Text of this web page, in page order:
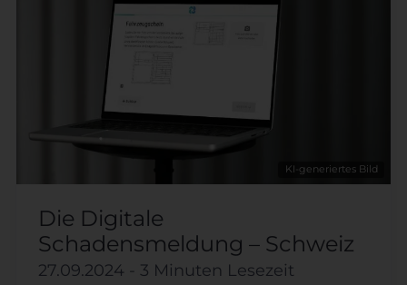
KI-generiertes Bild
Die Digitale
Schadensmeldung – Schweiz
27.09.2024 - 3 Minuten Lesezeit